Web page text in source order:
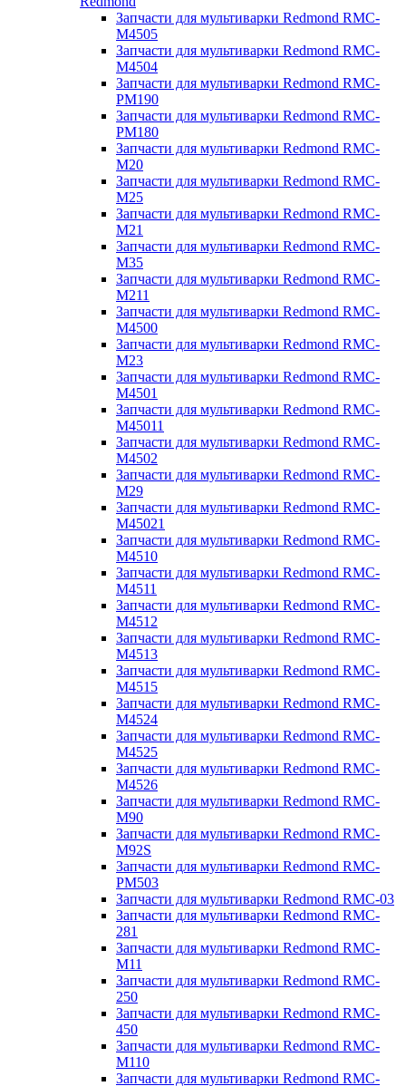
Запчасти для мультиварки Redmond RMC-
M4505
Запчасти для мультиварки Redmond RMC-
M4504
Запчасти для мультиварки Redmond RMC-
PM190
Запчасти для мультиварки Redmond RMC-
PM180
Запчасти для мультиварки Redmond RMC-
M20
Запчасти для мультиварки Redmond RMC-
M25
Запчасти для мультиварки Redmond RMC-
M21
Запчасти для мультиварки Redmond RMC-
M35
Запчасти для мультиварки Redmond RMC-
M211
Запчасти для мультиварки Redmond RMC-
M4500
Запчасти для мультиварки Redmond RMC-
M23
Запчасти для мультиварки Redmond RMC-
M4501
Запчасти для мультиварки Redmond RMC-
M45011
Запчасти для мультиварки Redmond RMC-
M4502
Запчасти для мультиварки Redmond RMC-
M29
Запчасти для мультиварки Redmond RMC-
M45021
Запчасти для мультиварки Redmond RMC-
M4510
Запчасти для мультиварки Redmond RMC-
M4511
Запчасти для мультиварки Redmond RMC-
M4512
Запчасти для мультиварки Redmond RMC-
M4513
Запчасти для мультиварки Redmond RMC-
M4515
Запчасти для мультиварки Redmond RMC-
M4524
Запчасти для мультиварки Redmond RMC-
M4525
Запчасти для мультиварки Redmond RMC-
M4526
Запчасти для мультиварки Redmond RMC-
M90
Запчасти для мультиварки Redmond RMC-
M92S
Запчасти для мультиварки Redmond RMC-
PM503
Запчасти для мультиварки Redmond RMC-03
Запчасти для мультиварки Redmond RMC-
281
Запчасти для мультиварки Redmond RMC-
M11
Запчасти для мультиварки Redmond RMC-
250
Запчасти для мультиварки Redmond RMC-
450
Запчасти для мультиварки Redmond RMC-
M110
Запчасти для мультиварки Redmond RMC-